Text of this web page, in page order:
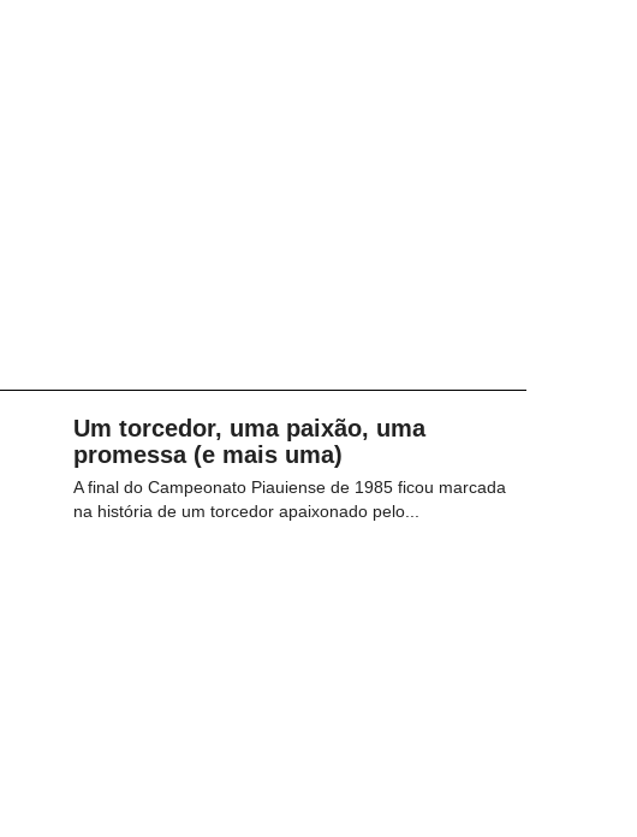
Um torcedor, uma paixão, uma
promessa (e mais uma)
A final do Campeonato Piauiense de 1985 ficou marcada
na história de um torcedor apaixonado pelo...